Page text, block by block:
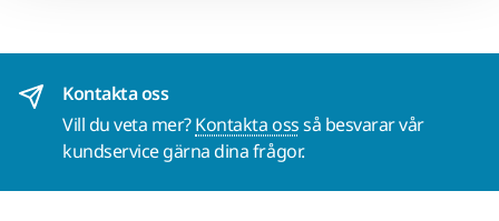
Kontakta oss
Vill du veta mer?Kontakta ossså besvarar vår
kundservice gärna dina frågor.